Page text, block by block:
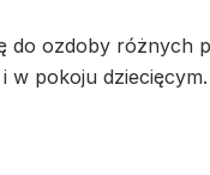
do ozdoby różnych
w pokoju